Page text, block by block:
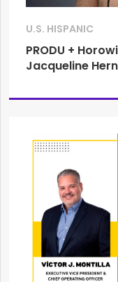
U.S. HISPANIC
PRODU +
Jacqueline